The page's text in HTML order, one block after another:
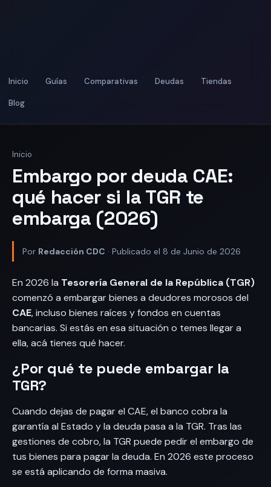
Inicio Guías Comparativas Deudas Tiendas
Blog
Inicio
Embargo por deuda CAE:
qué hacer si la TGR te
embarga (2026)
Por Redacción CDC · Publicado el 8 de Junio de 2026
En 2026 la Tesorería General de la República (TGR)
comenzó a embargar bienes a deudores morosos del
CAE, incluso bienes raíces y fondos en cuentas
bancarias. Si estás en esa situación o temes llegar a
ella, acá tienes qué hacer.
¿Por qué te puede embargar la
TGR?
Cuando dejas de pagar el CAE, el banco cobra la
garantía al Estado y la deuda pasa a la TGR. Tras las
gestiones de cobro, la TGR puede pedir el embargo de
tus bienes para pagar la deuda. En 2026 este proceso
se está aplicando de forma masiva.